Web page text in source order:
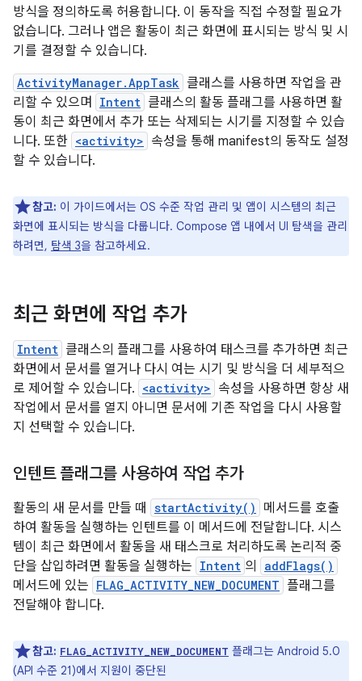
방식을 정의하도록 허용합니다. 이 동작을 직접 수정할 필요가
없습니다. 그러나 앱은 활동이 최근 화면에 표시되는 방식 및 시
기를 결정할 수 있습니다.
ActivityManager.AppTask 클래스를 사용하면 작업을 관
리할 수 있으며
Intent 클래스의 활동 플래그를 사용하면 활
동이 최근 화면에서 추가 또는 삭제되는 시기를 지정할 수 있습
니다. 또한 <activity> 속성을 통해 manifest의 동작도 설정
할 수 있습니다.
참고: 이 가이드에서는 OS 수준 작업 관리 및 앱이 시스템의 최근
화면에 표시되는 방식을 다룹니다. Compose 앱 내에서 UI 탐색을 관리
하려면, 탐색 3을 참고하세요.
최근 화면에 작업 추가
Intent 클래스의 플래그를 사용하여 태스크를 추가하면 최근
화면에서 문서를 열거나 다시 여는 시기 및 방식을 더 세부적으
로 제어할 수 있습니다. <activity> 속성을 사용하면 항상 새
작업에서 문서를 열지 아니면 문서에 기존 작업을 다시 사용할
지 선택할 수 있습니다.
인텐트 플래그를 사용하여 작업 추가
활동의 새 문서를 만들 때 startActivity()
메서드를 호출
하여 활동을 실행하는 인텐트를 이 메서드에 전달합니다. 시스
템이 최근 화면에서 활동을 새 태스크로 처리하도록 논리적 중
단을 삽입하려면 활동을 실행하는 Intent 의 addFlags()
메서드에 있는 FLAG_ACTIVITY_NEW_DOCUMENT 플래그를
전달해야 합니다.
참고: FLAG_ACTIVITY_NEW_DOCUMENT 플래그는 Android 5.0
(API 수준 21)에서 지원이 중단된